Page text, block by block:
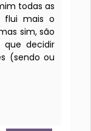
todas as
flui mais o
sim, são
que decidir
(sendo ou